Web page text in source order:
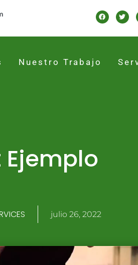
Nuestro Trabajo
Ejemplo
julio 26, 2022